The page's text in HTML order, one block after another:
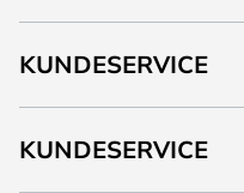
KUNDESERVICE
KUNDESERVICE